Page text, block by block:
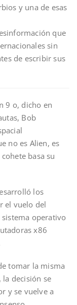
y una de esas
que
sin
de escribir sus
9 o, dicho en
Bob
no es Alien, es
basa su
los
el vuelo del
operativo
x86
tomar la misma
decisión se
y se vuelve a